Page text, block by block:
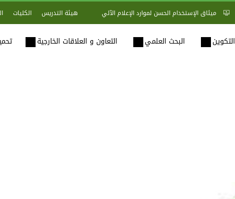
ميثاق الإستخدام الحسن لموارد الإعلام الآلي هيئة التدريس الكليات
التكوين البحث العلمي التعاون و العلاقات الخارجية